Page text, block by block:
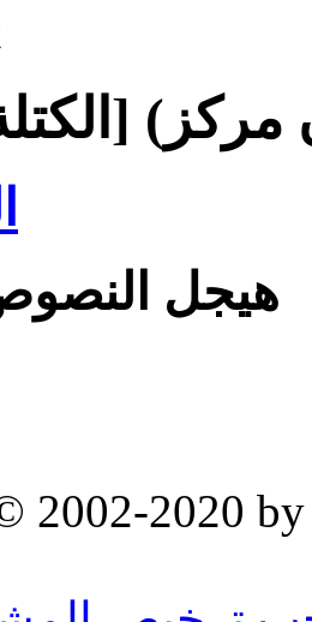
هيجل
2002-2020 by